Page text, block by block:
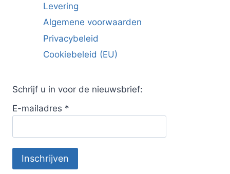
Levering
Algemene voorwaarden
Privacybeleid
Cookiebeleid (EU)
Schrijf u in voor de nieuwsbrief:
E-mailadres *